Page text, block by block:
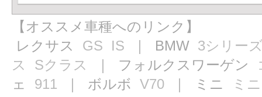
【オススメ車種へのリンク】
レクサス GS IS ｜ BMW 3シリー
ス
Sクラス ｜ フォルクスワーゲン
ェ 911 ｜ ボルボ V70 ｜ ミニ ミニ